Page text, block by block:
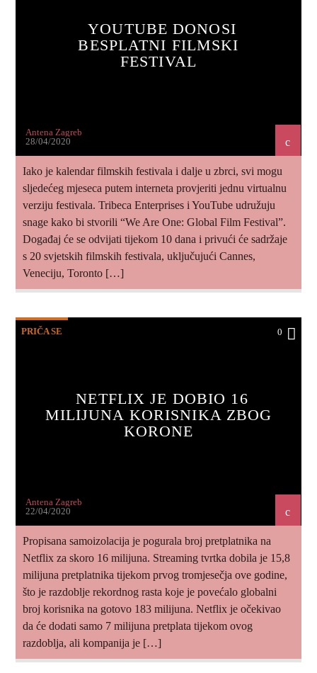
YOUTUBE DONOSI
BESPLATNI FILMSKI
FESTIVAL
Antena Zagreb
28/04/2020
Iako je kalendar filmskih festivala i dalje u zbrci, svi mogu
sljedećeg mjeseca putem interneta provjeriti jednu virtualnu
verziju festivala. Tribeca Enterprises i YouTube udružuju
snage kako bi stvorili “We Are One: Global Film Festival”.
Događaj će se odvijati tijekom 10 dana i privući će sadržaje
s 20 svjetskih filmskih festivala, uključujući Cannes,
Veneciju, Toronto […]
PRIČA SE 0
NETFLIX JE DOBIO 16
MILIJUNA KORISNIKA ZBOG
KORONE
Antena Zagreb
22/04/2020
Propisana samoizolacija je pogurala broj pretplatnika na
Netflix za skoro 16 milijuna. Streaming tvrtka dobila je 15,8
milijuna pretplatnika tijekom prvog tromjesečja ove godine,
što je razdoblje rekordnog rasta koje je povećalo globalni
broj korisnika na gotovo 183 milijuna. Netflix je očekivao
da će dodati samo 7 milijuna pretplata tijekom ovog
razdoblja, ali kompanija je […]